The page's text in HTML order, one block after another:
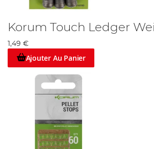
Korum Touch Ledger
1,49 €
Ajouter Au Panier